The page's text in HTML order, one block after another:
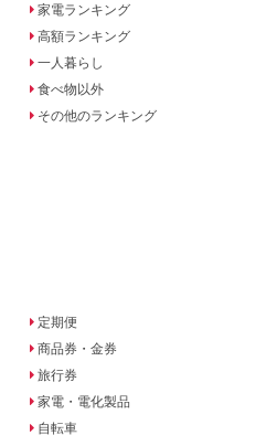
家電ランキング
高額ランキング
一人暮らし
食べ物以外
その他のランキング
定期便
商品券・金券
旅行券
家電・電化製品
自転車